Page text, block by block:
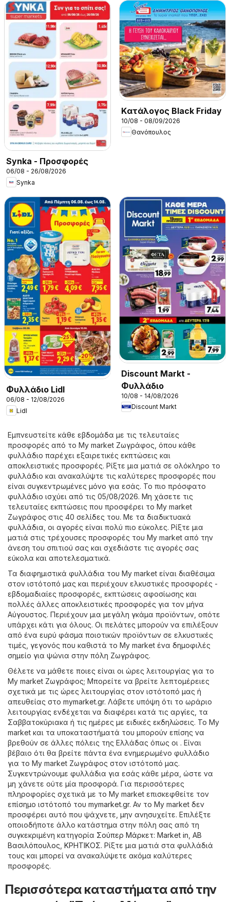
Synka - Προσφορές
06/08 - 26/08/2026
Synka
Kατάλογος Black Friday
10/08 - 08/09/2026
Θανόπουλος
Φυλλάδιο Lidl
06/08 - 12/08/2026
Lidl
Discount Markt -
Φυλλάδιο
10/08 - 14/08/2026
Discount Markt
Εμπνευστείτε κάθε εβδομάδα με τις τελευταίες
προσφορές από το My market Ζωγράφος, όπου κάθε
φυλλάδιο παρέχει εξαιρετικές εκπτώσεις και
αποκλειστικές προσφορές. Ρίξτε μια ματιά σε ολόκληρο το
φυλλάδιο και ανακαλύψτε τις καλύτερες προσφορές που
είναι συγκεντρωμένες μόνο για εσάς. Το πιο πρόσφατο
φυλλάδιο ισχύει από τις 05/08/2026. Μη χάσετε τις
τελευταίες εκπτώσεις που προσφέρει το My market
Ζωγράφος στις 40 σελίδες του. Με τα διαδικτυακά
φυλλάδια, οι αγορές είναι πολύ πιο εύκολες. Ρίξτε μια
ματιά στις τρέχουσες προσφορές του My market από την
άνεση του σπιτιού σας και σχεδιάστε τις αγορές σας
εύκολα και αποτελεσματικά.
Τα διαφημιστικά φυλλάδια του My market είναι διαθέσιμα
στον ιστότοπό μας και περιέχουν ελκυστικές προσφορές -
εβδομαδιαίες προσφορές, εκπτώσεις αφοσίωσης και
πολλές άλλες αποκλειστικές προσφορές για τον μήνα
Αύγουστος. Περιέχουν μια μεγάλη γκάμα προϊόντων, οπότε
υπάρχει κάτι για όλους. Οι πελάτες μπορούν να επιλέξουν
από ένα ευρύ φάσμα ποιοτικών προϊόντων σε ελκυστικές
τιμές, γεγονός που καθιστά το My market ένα δημοφιλές
σημείο για ψώνια στην πόλη Ζωγράφος.
Θέλετε να μάθετε ποιες είναι οι ώρες λειτουργίας για το
My market Ζωγράφος; Μπορείτε να βρείτε λεπτομέρειες
σχετικά με τις ώρες λειτουργίας στον ιστότοπό μας ή
απευθείας στο mymarket.gr. Λάβετε υπόψη ότι το ωράριο
λειτουργίας ενδέχεται να διαφέρει κατά τις αργίες, τα
Σαββατοκύριακα ή τις ημέρες με ειδικές εκδηλώσεις. Το My
market και τα υποκαταστήματά του μπορούν επίσης να
βρεθούν σε άλλες πόλεις της Ελλάδας όπως οι . Είναι
βέβαιο ότι θα βρείτε πάντα ένα ενημερωμένο φυλλάδιο
για το My market Ζωγράφος στον ιστότοπό μας.
Συγκεντρώνουμε φυλλάδια για εσάς κάθε μέρα, ώστε να
μη χάνετε ούτε μία προσφορά. Για περισσότερες
πληροφορίες σχετικά με το My market επισκεφθείτε τον
επίσημο ιστότοπό του mymarket.gr. Αν το My market δεν
προσφέρει αυτό που ψάχνετε, μην ανησυχείτε. Επιλέξτε
οποιοδήποτε άλλο κατάστημα στην πόλη σας από τη
συγκεκριμένη κατηγορία Σούπερ Μάρκετ: Market in ΑΒ
Βασιλόπουλος ΚΡΗΤΙΚΟΣ. Ρίξτε μια ματιά στα φυλλάδιά
τους και μπορεί να ανακαλύψετε ακόμα καλύτερες
προσφορές.
Περισσότερα καταστήματα από την